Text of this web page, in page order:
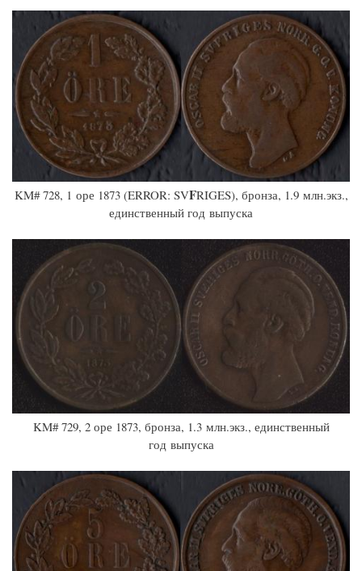
KM# 728, 1 оре 1873 (ERROR: SVFRIGES), бронза, 1.9 млн.экз.,
единственный год выпуска
KM# 729, 2 оре 1873, бронза, 1.3 млн.экз., единственный
год выпуска